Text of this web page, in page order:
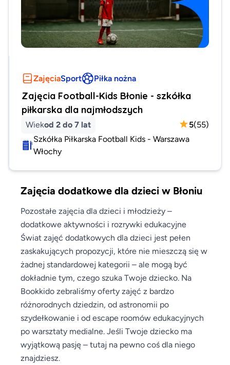
ZajęciaSport Piłka nożna
Zajęcia Football-Kids Błonie - szkółka
piłkarska dla najmłodszych
Wiekod 2 do 7 lat 5(55)
Szkółka Piłkarska Football Kids - Warszawa
Włochy
Zajęcia dodatkowe dla dzieci w Błoniu
Pozostałe zajęcia dla dzieci i młodzieży –
dodatkowe aktywności i rozrywki edukacyjne
Świat zajęć dodatkowych dla dzieci jest pełen
zaskakujących propozycji, które nie mieszczą się w
żadnej standardowej kategorii – ale mogą być
dokładnie tym, czego szuka Twoje dziecko. Na
Bookkido zebraliśmy oferty zajęć z bardzo
różnorodnych dziedzin, od astronomii po
szydełkowanie i od escape roomów edukacyjnych
po warsztaty medialne. Jeśli Twoje dziecko ma
wyjątkową pasję – tutaj na pewno coś dla niego
znajdziesz.